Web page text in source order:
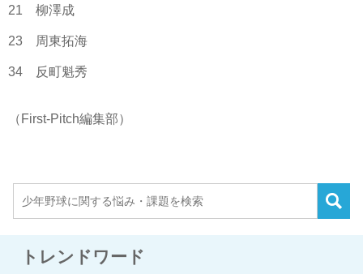
21 柳澤成
23 周東拓海
34 反町魁秀
（First-Pitch編集部）
トレンドワード